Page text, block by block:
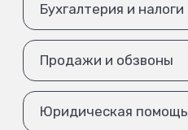
Бухгалтерия и налоги
Продажи и обзвоны
Юридическая помощь